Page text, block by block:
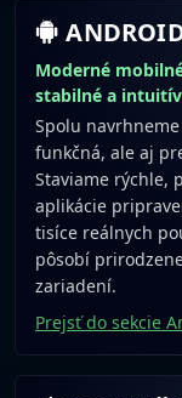
Moderné
stabilné a
Spolu
funkčná, ale aj
Staviame rýchle,
aplikácie
tisíce reálnych
pôsobí
zariadení.
Prejsť do sekcie